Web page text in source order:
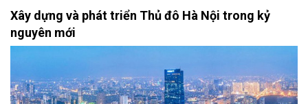
Xây dựng và phát triển Thủ đô Hà Nội trong kỷ
nguyên mới